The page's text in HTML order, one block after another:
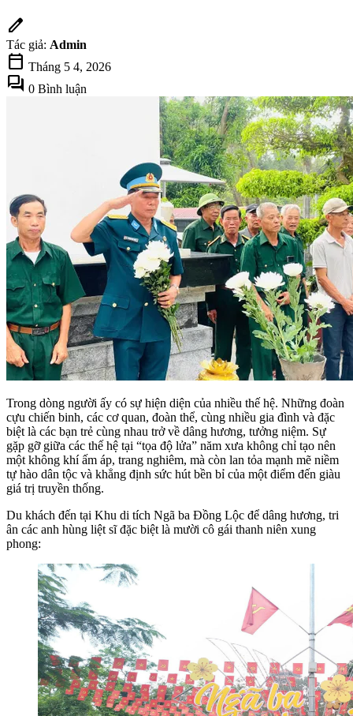
edit
Tác giả: Admin
calendar_today Tháng 5 4, 2026
forum 0 Bình luận
Trong dòng người ấy có sự hiện diện của nhiều thế hệ. Những đoàn
cựu chiến binh, các cơ quan, đoàn thể, cùng nhiều gia đình và đặc
biệt là các bạn trẻ cùng nhau trở về dâng hương, tưởng niệm. Sự
gặp gỡ giữa các thế hệ tại “tọa độ lửa” năm xưa không chỉ tạo nên
một không khí ấm áp, trang nghiêm, mà còn lan tỏa mạnh mẽ niềm
tự hào dân tộc và khẳng định sức hút bền bỉ của một điểm đến giàu
giá trị truyền thống.
Du khách đến tại Khu di tích Ngã ba Đồng Lộc để dâng hương, tri
ân các anh hùng liệt sĩ đặc biệt là mười cô gái thanh niên xung
phong: